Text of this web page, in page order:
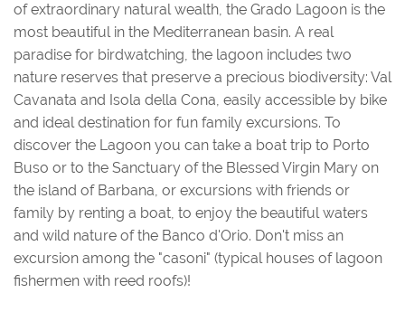
of extraordinary natural wealth, the Grado Lagoon is the
most beautiful in the Mediterranean basin. A real
paradise for birdwatching, the lagoon includes two
nature reserves that preserve a precious biodiversity: Val
Cavanata and Isola della Cona, easily accessible by bike
and ideal destination for fun family excursions. To
discover the Lagoon you can take a boat trip to Porto
Buso or to the Sanctuary of the Blessed Virgin Mary on
the island of Barbana, or excursions with friends or
family by renting a boat, to enjoy the beautiful waters
and wild nature of the Banco d'Orio. Don't miss an
excursion among the "casoni" (typical houses of lagoon
fishermen with reed roofs)!